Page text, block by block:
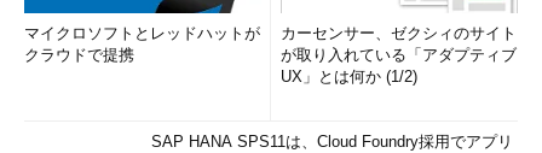
マイクロソフトとレッドハットが
クラウドで提携
カーセンサー、ゼクシィのサイト
が取り入れている「アダプティブ
UX」とは何か (1/2)
SAP HANA SPS11は、Cloud Foundry採用でアプリ